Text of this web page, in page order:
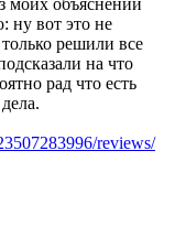
ну вот это не
решили все
на что
рад что есть
reviews/